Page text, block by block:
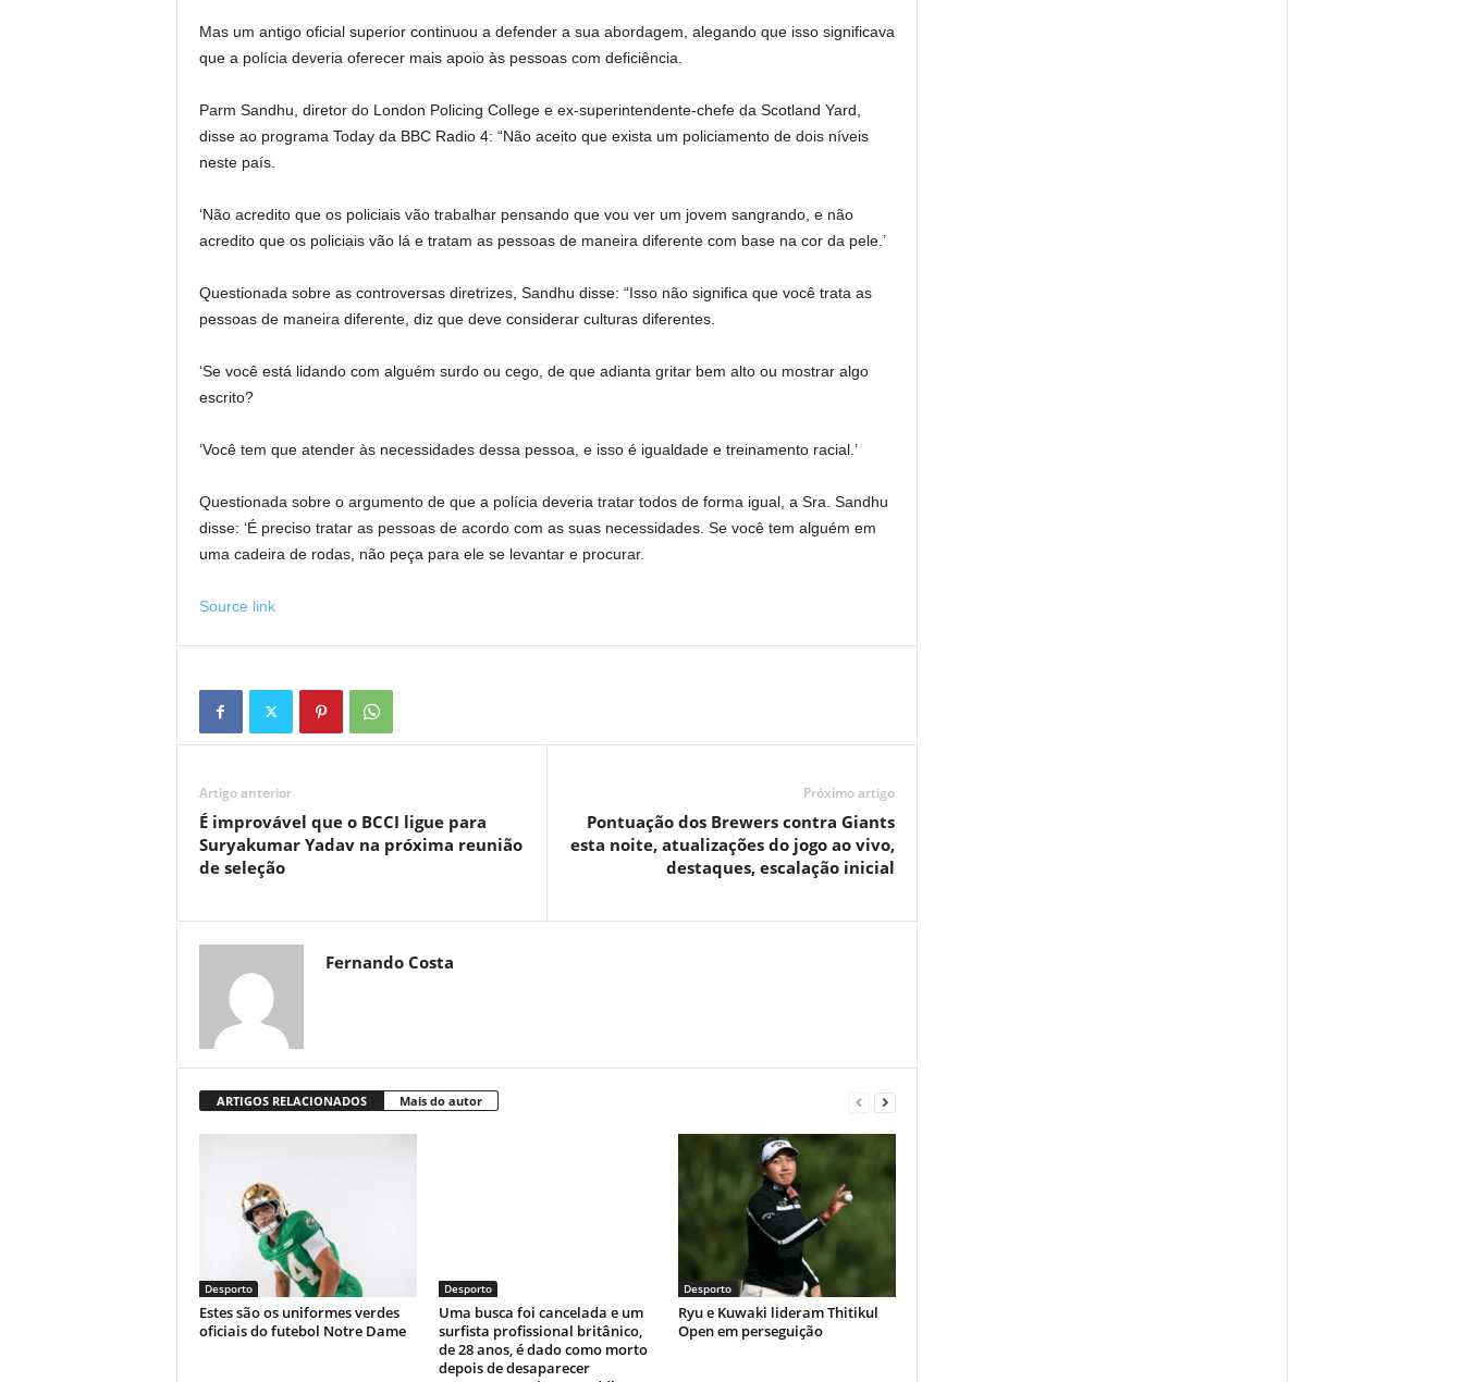
Mas um antigo oficial superior continuou a defender a sua abordagem, alegando que isso significava
que a polícia deveria oferecer mais apoio às pessoas com deficiência.
Parm Sandhu, diretor do London Policing College e ex-superintendente-chefe da Scotland Yard,
disse ao programa Today da BBC Radio 4: “Não aceito que exista um policiamento de dois níveis
neste país.
‘Não acredito que os policiais vão trabalhar pensando que vou ver um jovem sangrando, e não
acredito que os policiais vão lá e tratam as pessoas de maneira diferente com base na cor da pele.’
Questionada sobre as controversas diretrizes, Sandhu disse: “Isso não significa que você trata as
pessoas de maneira diferente, diz que deve considerar culturas diferentes.
‘Se você está lidando com alguém surdo ou cego, de que adianta gritar bem alto ou mostrar algo
escrito?
‘Você tem que atender às necessidades dessa pessoa, e isso é igualdade e treinamento racial.’
Questionada sobre o argumento de que a polícia deveria tratar todos de forma igual, a Sra. Sandhu
disse: ‘É preciso tratar as pessoas de acordo com as suas necessidades. Se você tem alguém em
uma cadeira de rodas, não peça para ele se levantar e procurar.
Source link
Artigo anterior
É improvável que o BCCI ligue para
Suryakumar Yadav na próxima reunião
de seleção
Próximo artigo
Pontuação dos Brewers contra Giants
esta noite, atualizações do jogo ao vivo,
destaques, escalação inicial
Fernando Costa
ARTIGOS RELACIONADOS Mais do autor
Desporto
Estes são os uniformes verdes
oficiais do futebol Notre Dame
Desporto
Uma busca foi cancelada e um
surfista profissional britânico,
de 28 anos, é dado como morto
depois de desaparecer
Desporto
Ryu e Kuwaki lideram Thitikul
Open em perseguição